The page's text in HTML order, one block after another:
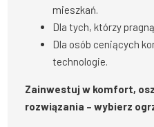
mieszkań.
Dla tych, którzy
Dla osób ceniących
technologie.
Zainwestuj w komfort,
rozwiązania – wybierz